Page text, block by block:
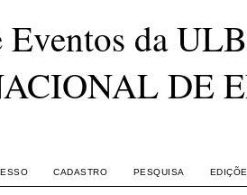
Eventos da
DE
CADASTRO PESQUISA